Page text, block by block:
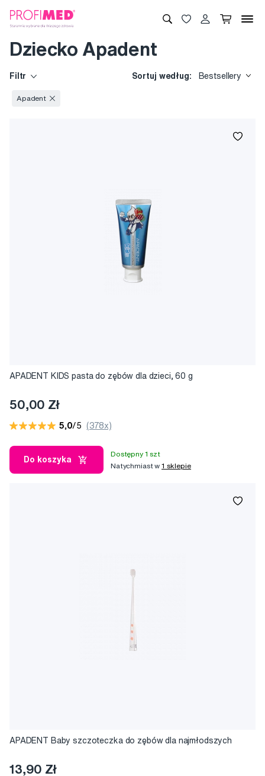
Dziecko Apadent
Filtr Sortuj według: Bestsellery
Apadent
APADENT KIDS pasta do zębów dla dzieci, 60 g
50,00 Zł
5,0/5 (378x)
Do koszyka
Dostępny 1 szt
Natychmiast w1 sklepie
APADENT Baby szczoteczka do zębów dla najmłodszych
13,90 Zł